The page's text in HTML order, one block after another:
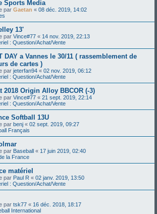
Sports Media
par Gaetan « 08 déc. 2019, 14:02
13'
par Vince#77 « 14 nov. 2019, 22:13
: Question/Achat/Vente
DAY a Vannes le 30/11 ( rassemblement de
de cartes )
par jeterfan94 « 02 nov. 2019, 06:12
: Question/Achat/Vente
2018 Origin Alloy BBCOR (-3)
par Vince#77 « 21 sept. 2019, 22:14
: Question/Achat/Vente
Softball 13U
par benj « 02 sept. 2019, 09:27
Français
par Baseball « 17 juin 2019, 02:40
la France
matériel
par Paul R « 02 janv. 2019, 13:50
: Question/Achat/Vente
par tsk77 « 16 déc. 2018, 18:17
International